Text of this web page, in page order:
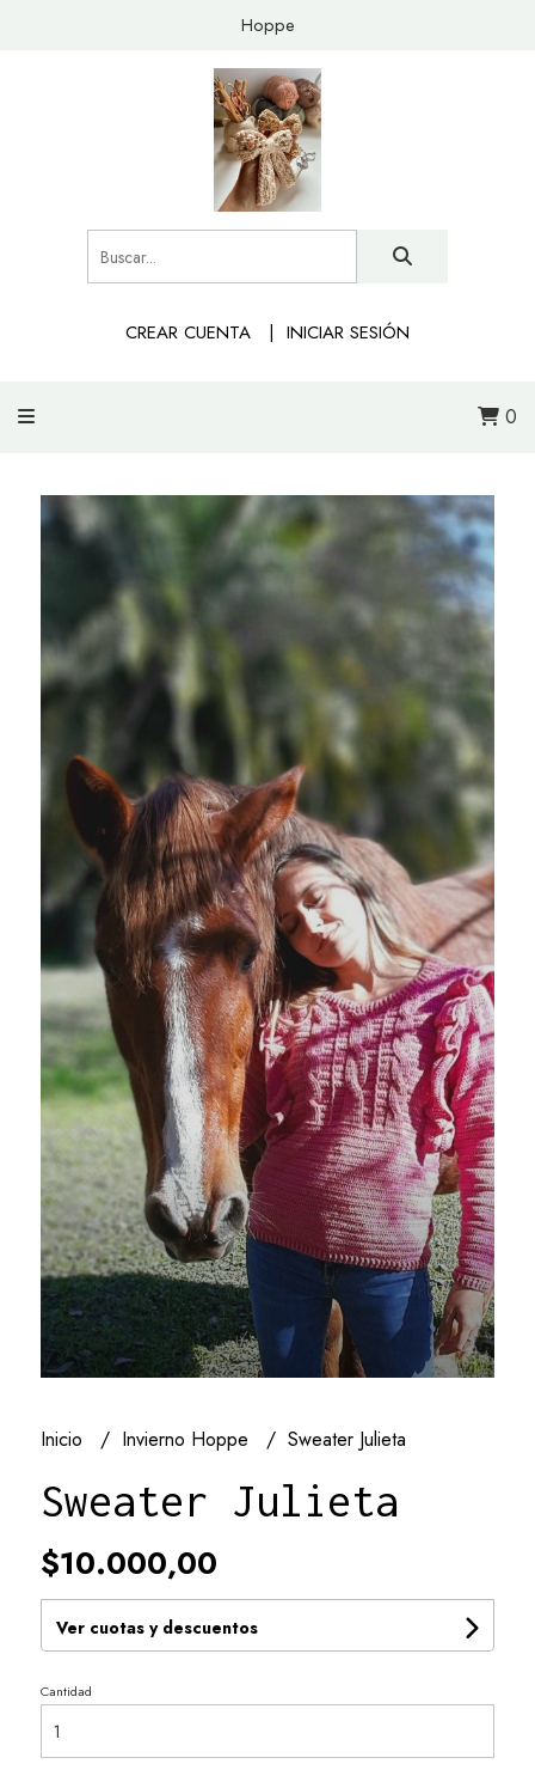
Hoppe
CREAR CUENTA INICIAR SESIÓN
0
Inicio Invierno Hoppe Sweater Julieta
Sweater Julieta
$10.000,00
Ver cuotas y descuentos
Cantidad